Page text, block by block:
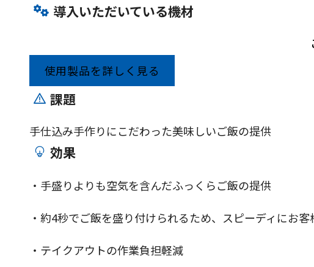
導入いただいている機材
使用製品を詳しく見る
課題
手仕込み手作りにこだわった美味しいご飯の提供
効果
・手盛りよりも空気を含んだふっくらご飯の提供
・約4秒でご飯を盛り付けられるため、スピーディにお
・テイクアウトの作業負担軽減